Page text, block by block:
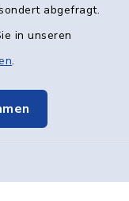
abgefragt.
in unseren
.